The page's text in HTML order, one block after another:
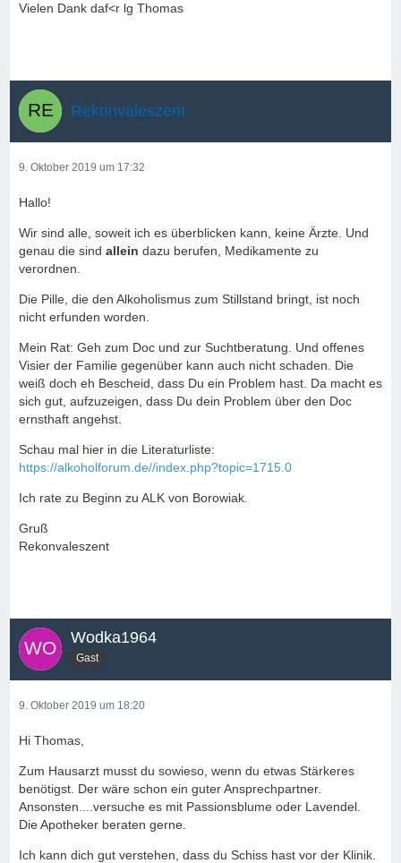
Vielen Dank daf<r lg Thomas
Rekonvaleszent
9. Oktober 2019 um 17:32
Hallo!
Wir sind alle, soweit ich es überblicken kann, keine Ärzte. Und
genau die sind allein dazu berufen, Medikamente zu
verordnen.
Die Pille, die den Alkoholismus zum Stillstand bringt, ist noch
nicht erfunden worden.
Mein Rat: Geh zum Doc und zur Suchtberatung. Und offenes
Visier der Familie gegenüber kann auch nicht schaden. Die
weiß doch eh Bescheid, dass Du ein Problem hast. Da macht es
sich gut, aufzuzeigen, dass Du dein Problem über den Doc
ernsthaft angehst.
Schau mal hier in die Literaturliste:
https://alkoholforum.de//index.php?topic=1715.0
Ich rate zu Beginn zu ALK von Borowiak.
Gruß
Rekonvaleszent
Wodka1964
Gast
9. Oktober 2019 um 18:20
Hi Thomas,
Zum Hausarzt musst du sowieso, wenn du etwas Stärkeres
benötigst. Der wäre schon ein guter Ansprechpartner.
Ansonsten....versuche es mit Passionsblume oder Lavendel.
Die Apotheker beraten gerne.
Ich kann dich gut verstehen, dass du Schiss hast vor der Klinik.